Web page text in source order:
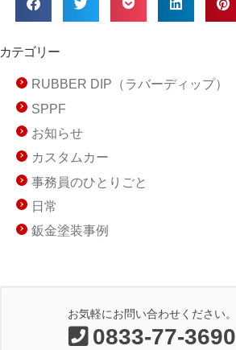
カテゴリー
RUBBER DIP（ラバーディップ）
SPPF
お知らせ
カスタムカー
事務員のひとりごと
日常
鈑金塗装事例
お気軽にお問い合わせください。
0833-77-3690